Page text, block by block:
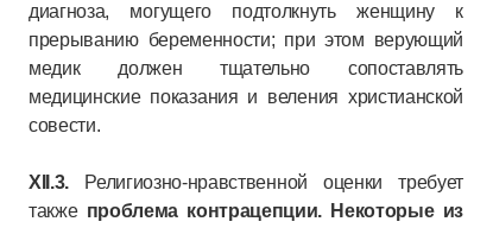
диагноза, могущего подтолкнуть женщину к
прерыванию беременности; при этом верующий
медик должен тщательно сопоставлять
медицинские показания и веления христианской
совести.
XII.3. Религиозно-нравственной оценки требует
также проблема контрацепции. Некоторые из